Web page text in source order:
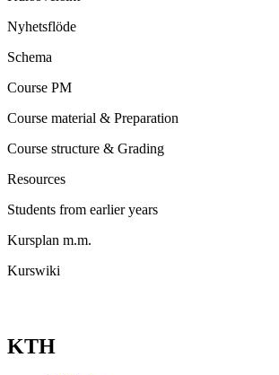
Nyhetsflöde
Schema
Course PM
Course material & Preparation
Course structure & Grading
Resources
Students from earlier years
Kursplan m.m.
Kurswiki
KTH